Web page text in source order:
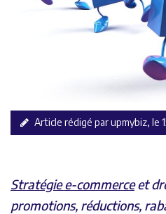
Article rédigé par upmybiz, le
Stratégie e-commerceet
promotions, réductions,